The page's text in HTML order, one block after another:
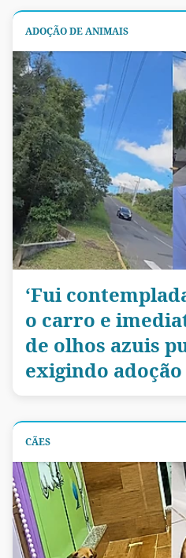
ADOÇÃO DE ANIMAIS
‘Fui
o carro e
de olhos azuis
exigindo adoção
CÃES